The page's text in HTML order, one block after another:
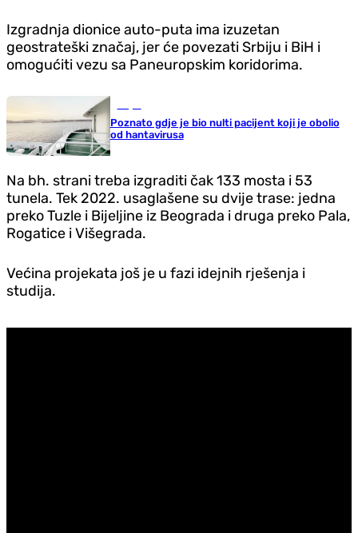
Izgradnja dionice auto-puta ima izuzetan
geostrateški značaj, jer će povezati Srbiju i BiH i
omogućiti vezu sa Paneuropskim koridorima.
Poznato gdje je bio nulti pacijent koji je obolio
od hantavirusa
Na bh. strani treba izgraditi čak 133 mosta i 53
tunela. Tek 2022. usaglašene su dvije trase: jedna
preko Tuzle i Bijeljine iz Beograda i druga preko Pala,
Rogatice i Višegrada.
Većina projekata još je u fazi idejnih rješenja i
studija.